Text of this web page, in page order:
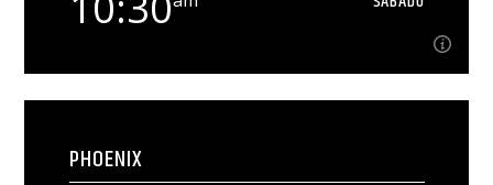
Ver Más
10:30am SABADO
[...]
PHOENIX